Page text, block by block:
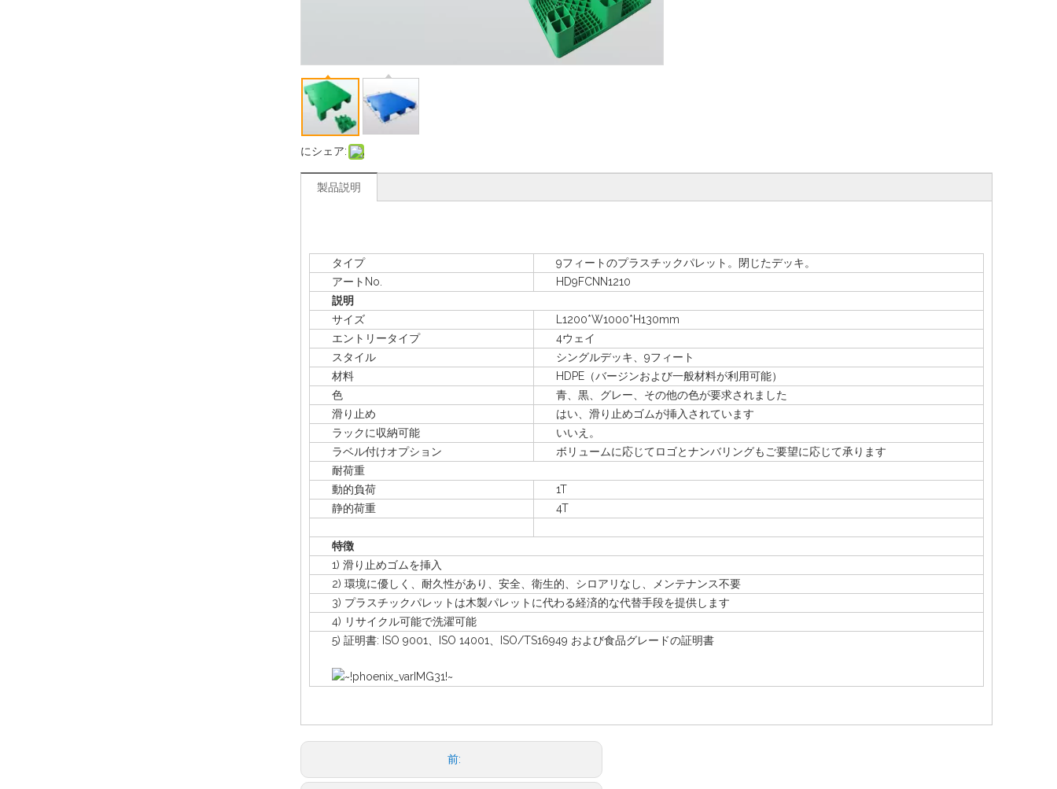
にシェア:
製品説明
タイプ
9フィートのプラスチックパレット。閉じたデッキ。
アートNo.
HD9FCNN1210
説明
サイズ
L1200*W1000*H130mm
エントリータイプ
4ウェイ
スタイル
シングルデッキ、9フィート
材料
HDPE（バージンおよび一般材料が利用可能）
色
青、黒、グレー、その他の色が要求されました
滑り止め
はい、滑り止めゴムが挿入されています
ラックに収納可能
いいえ。
ラベル付けオプション
ボリュームに応じてロゴとナンバリングもご要望に応じて承ります
耐荷重
動的負荷
1T
静的荷重
4T
特徴
1) 滑り止めゴムを挿入
2) 環境に優しく、耐久性があり、安全、衛生的、シロアリなし、メンテナンス不要
3) プラスチックパレットは木製パレットに代わる経済的な代替手段を提供します
4) リサイクル可能で洗濯可能
5) 証明書: ISO 9001、ISO 14001、ISO/TS16949 および食品グレードの証明書
前: